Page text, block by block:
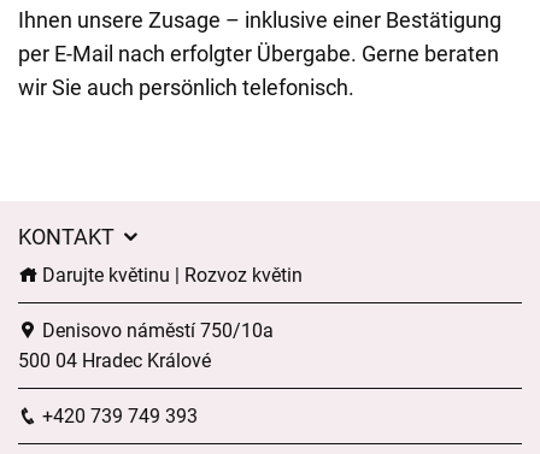
Ihnen unsere Zusage – inklusive einer Bestätigung
per E-Mail nach erfolgter Übergabe. Gerne beraten
wir Sie auch persönlich telefonisch.
KONTAKT
Darujte květinu | Rozvoz květin
Denisovo náměstí 750/10a
500 04 Hradec Králové
+420 739 749 393